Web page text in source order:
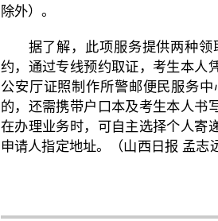
除外）。
据了解，此项服务提供两种领
约，通过专线预约取证，考生本人
公安厅证照制作所警邮便民服务
的，还需携带户口本及考生本人书
在办理业务时，可自主选择个人寄
申请人指定地址。（山西日报 孟志